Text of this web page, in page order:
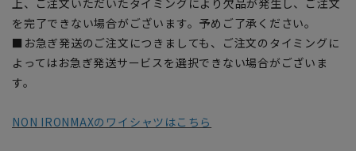
を完了できない場合がございます。予めご了承ください。
■お急ぎ発送のご注文につきましても、ご注文のタイミングに
よってはお急ぎ発送サービスを選択できない場合がございま
す。
NON IRONMAXのワイシャツはこちら